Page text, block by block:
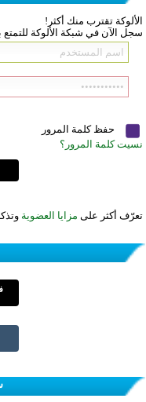
الألوكة تقترب منك أكثر!
سجل الآن في شبكة الألوكة
حفظ كلمة المرور
نسيت كلمة المرور؟
تعرّف أكثر على مزايا العضوية